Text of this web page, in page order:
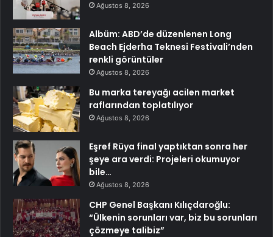
Ağustos 8, 2026
Albüm: ABD’de düzenlenen Long
Beach Ejderha Teknesi Festivali’nden
renkli görüntüler
Ağustos 8, 2026
Bu marka tereyağı acilen market
raflarından toplatılıyor
Ağustos 8, 2026
Eşref Rüya final yaptıktan sonra her
şeye ara verdi: Projeleri okumuyor
bile…
Ağustos 8, 2026
CHP Genel Başkanı Kılıçdaroğlu:
“Ülkenin sorunları var, biz bu sorunları
çözmeye talibiz”